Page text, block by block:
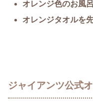
オレンジ色のお風呂
オレンジタオルを
ジャイアンツ公式